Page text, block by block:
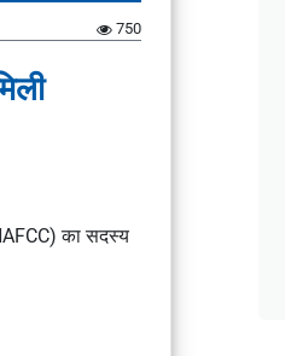
750
का सदस्य